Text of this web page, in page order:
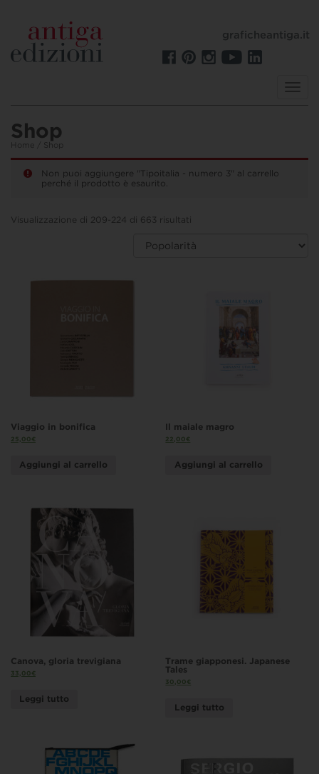
graficheantiga.it
Shop
Home / Shop
Non puoi aggiungere "Tipoitalia - numero 3" al carrello
perché il prodotto è esaurito.
Visualizzazione di 209-224 di 663 risultati
Viaggio in bonifica
25,00€
Aggiungi al carrello
Il maiale magro
22,00€
Aggiungi al carrello
Canova, gloria trevigiana
33,00€
Leggi tutto
Trame giapponesi. Japanese
Tales
30,00€
Leggi tutto